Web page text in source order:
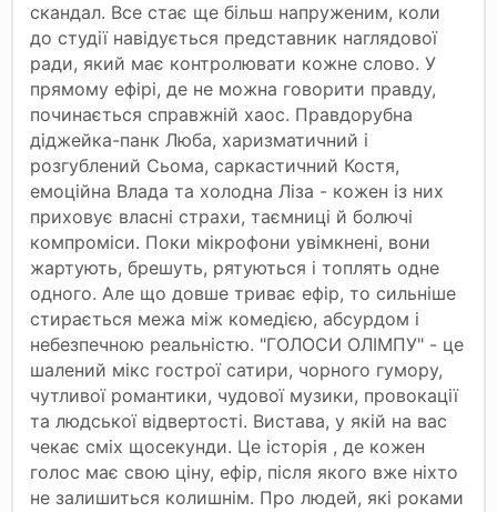
скандал. Все стає ще більш напруженим, коли
до студії навідується представник наглядової
ради, який має контролювати кожне слово. У
прямому ефірі, де не можна говорити правду,
починається справжній хаос. Правдорубна
діджейка-панк Люба, харизматичний і
розгублений Сьома, саркастичний Костя,
емоційна Влада та холодна Ліза - кожен із них
приховує власні страхи, таємниці й болючі
компроміси. Поки мікрофони увімкнені, вони
жартують, брешуть, рятуються і топлять одне
одного. Але що довше триває ефір, то сильніше
стирається межа між комедією, абсурдом і
небезпечною реальністю. "ГОЛОСИ ОЛІМПУ" - це
шалений мікс гострої сатири, чорного гумору,
чутливої романтики, чудової музики, провокації
та людської відвертості. Вистава, у якій на вас
чекає сміх щосекунди. Це історія , де кожен
голос має свою ціну, ефір, після якого вже ніхто
не залишиться колишнім. Про людей, які роками